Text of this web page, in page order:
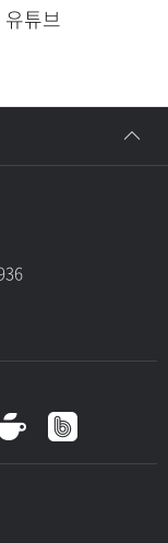
유튜브